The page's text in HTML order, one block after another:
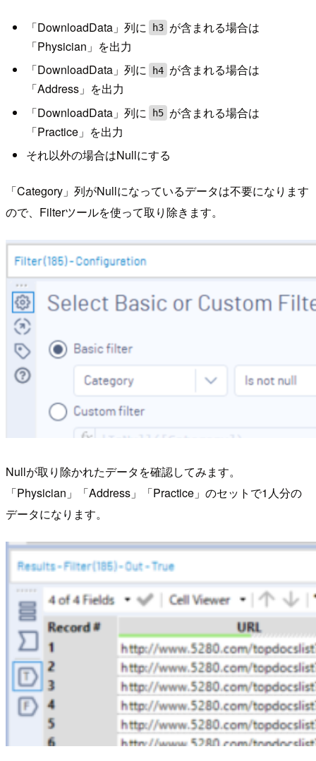
「DownloadData」列に h3 が含まれる場合は
「Physician」を出力
「DownloadData」列に
h4 が含まれる場合は
「Address」を出力
「DownloadData」列に
h5 が含まれる場合は
「Practice」を出力
それ以外の場合はNullにする
「Category」列がNullになっているデータは不要になります
ので、Filterツールを使って取り除きます。
Nullが取り除かれたデータを確認してみます。
「Physician」「Address」「Practice」のセットで1人分の
データになります。